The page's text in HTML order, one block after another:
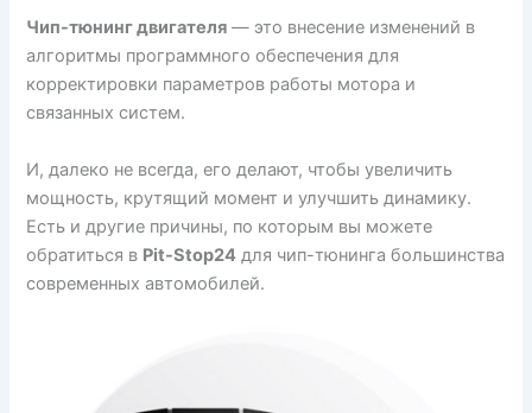
Чип-тюнинг двигателя — это внесение изменений в
алгоритмы программного обеспечения для
корректировки параметров работы мотора и
связанных систем.
И, далеко не всегда, его делают, чтобы увеличить
мощность, крутящий момент и улучшить динамику.
Есть и другие причины, по которым вы можете
обратиться в Pit-Stop24 для чип-тюнинга большинства
современных автомобилей.